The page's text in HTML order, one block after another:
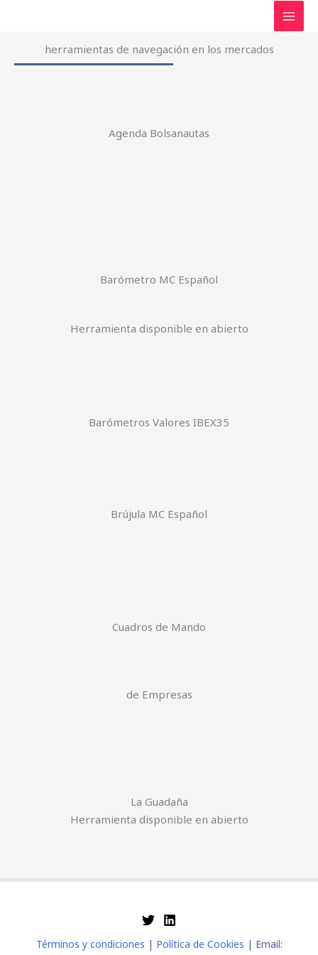
contenidoherramientas de navegación en los mercados
Agenda Bolsanautas
Barómetro MC Español
Herramienta disponible en abierto
Barómetros Valores IBEX35
Brújula MC Español
Cuadros de Mando
de Empresas
La Guadaña
Herramienta disponible en abierto
Términos y condiciones | Política de Cookies | Email: